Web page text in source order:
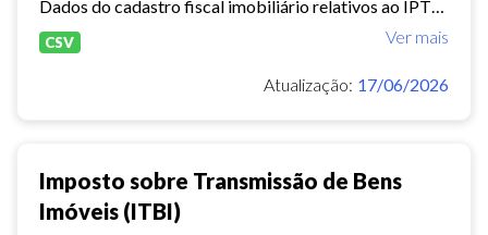
Ver mais
CSV
Atualização: 17/06/2026
Imposto sobre Transmissão de Bens
Imóveis (ITBI)